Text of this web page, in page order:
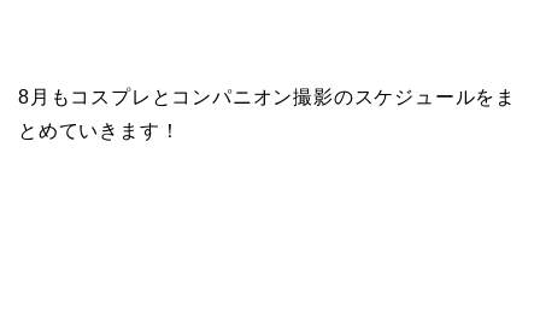
8月もコスプレとコンパニオン撮影のスケジュールをま
とめていきます！